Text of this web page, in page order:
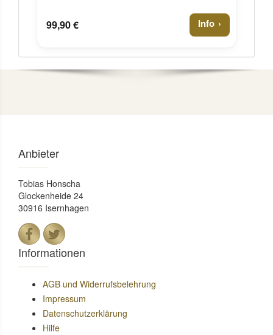
99,90 € Info
Anbieter
Tobias Honscha
Glockenheide 24
30916 Isernhagen
Informationen
AGB und Widerrufsbelehrung
Impressum
Datenschutzerklärung
Hilfe